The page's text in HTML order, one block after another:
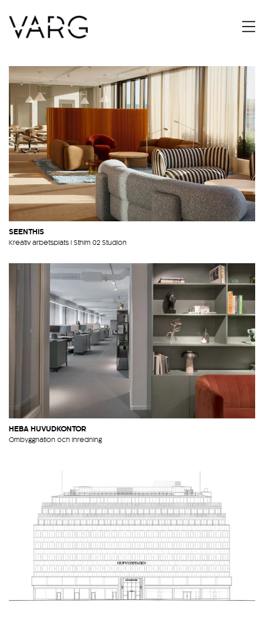
SEENTHIS
Kreativ arbetsplats i Sthlm 02 Studion
HEBA HUVUDKONTOR
Ombyggnation och inredning